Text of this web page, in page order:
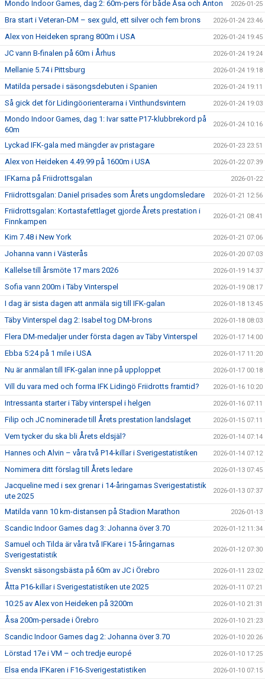
Mondo Indoor Games, dag 2: 60m-pers för både Åsa och Anton 2026-01-25
Bra start i Veteran-DM – sex guld, ett silver och fem brons 2026-01-24 23:46
Alex von Heideken sprang 800m i USA 2026-01-24 19:45
JC vann B-finalen på 60m i Århus 2026-01-24 19:24
Mellanie 5.74 i Pittsburg 2026-01-24 19:18
Matilda persade i säsongsdebuten i Spanien 2026-01-24 19:11
Så gick det för Lidingöorienterarna i Vinthundsvintern 2026-01-24 19:03
Mondo Indoor Games, dag 1: Ivar satte P17-klubbrekord på
60m
2026-01-24 10:16
Lyckad IFK-gala med mängder av pristagare 2026-01-23 23:51
Alex von Heideken 4.49.99 på 1600m i USA 2026-01-22 07:39
IFKarna på Friidrottsgalan 2026-01-22
Friidrottsgalan: Daniel prisades som Årets ungdomsledare 2026-01-21 12:56
Friidrottsgalan: Kortastafettlaget gjorde Årets prestation i
Finnkampen
2026-01-21 08:41
Kim 7.48 i New York 2026-01-21 07:06
Johanna vann i Västerås 2026-01-20 07:03
Kallelse till årsmöte 17 mars 2026 2026-01-19 14:37
Sofia vann 200m i Täby Vinterspel 2026-01-19 08:17
I dag är sista dagen att anmäla sig till IFK-galan 2026-01-18 13:45
Täby Vinterspel dag 2: Isabel tog DM-brons 2026-01-18 08:03
Flera DM-medaljer under första dagen av Täby Vinterspel 2026-01-17 14:00
Ebba 5:24 på 1 mile i USA 2026-01-17 11:20
Nu är anmälan till IFK-galan inne på upploppet 2026-01-17 00:18
Vill du vara med och forma IFK Lidingö Friidrotts framtid? 2026-01-16 10:20
Intressanta starter i Täby vinterspel i helgen 2026-01-16 07:11
Filip och JC nominerade till Årets prestation landslaget 2026-01-15 07:11
Vem tycker du ska bli Årets eldsjäl? 2026-01-14 07:14
Hannes och Alvin – våra två P14-killar i Sverigestatistiken 2026-01-14 07:12
Nomimera ditt förslag till Årets ledare 2026-01-13 07:45
Jacqueline med i sex grenar i 14-åringarnas Sverigestatistik
ute 2025
2026-01-13 07:37
Matilda vann 10 km-distansen på Stadion Marathon 2026-01-13
Scandic Indoor Games dag 3: Johanna över 3.70 2026-01-12 11:34
Samuel och Tilda är våra två IFKare i 15-åringarnas
Sverigestatistik
2026-01-12 07:30
Svenskt säsongsbästa på 60m av JC i Örebro 2026-01-11 23:02
Åtta P16-killar i Sverigestatistiken ute 2025 2026-01-11 07:21
10:25 av Alex von Heideken på 3200m 2026-01-10 21:31
Åsa 200m-persade i Örebro 2026-01-10 21:23
Scandic Indoor Games dag 2: Johanna över 3.70 2026-01-10 20:26
Lörstad 17e i VM – och tredje europé 2026-01-10 17:25
Elsa enda IFKaren i F16-Sverigestatistiken 2026-01-10 07:15